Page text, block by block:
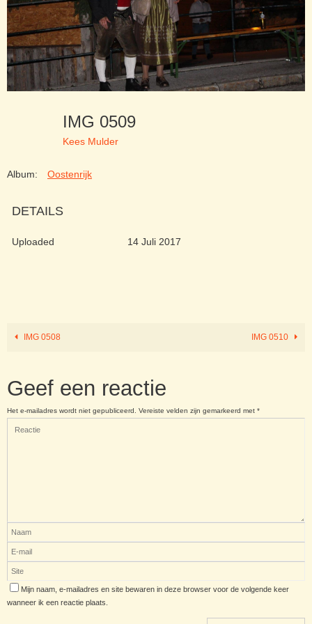
IMG 0509
Kees Mulder
Album: Oostenrijk
DETAILS
Uploaded 14 Juli 2017
IMG 0508 IMG 0510
Geef een reactie
Het e-mailadres wordt niet gepubliceerd. Vereiste velden zijn gemarkeerd met *
Mijn naam, e-mailadres en site bewaren in deze browser voor de volgende keer
wanneer ik een reactie plaats.